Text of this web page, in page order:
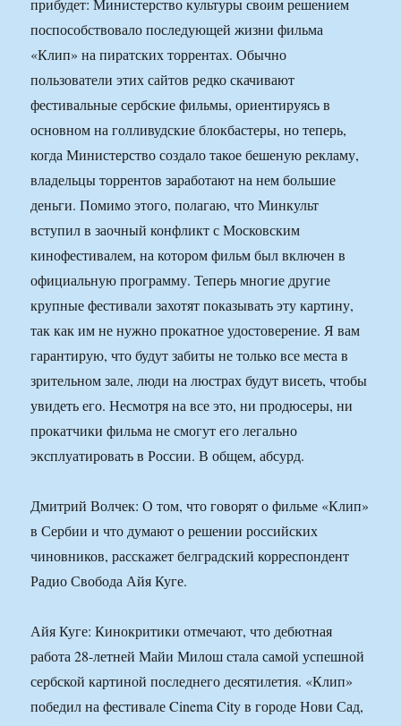
прибудет: Министерство культуры своим решением
поспособствовало последующей жизни фильма
«Клип» на пиратских торрентах. Обычно
пользователи этих сайтов редко скачивают
фестивальные сербские фильмы, ориентируясь в
основном на голливудские блокбастеры, но теперь,
когда Министерство создало такое бешеную рекламу,
владельцы торрентов заработают на нем большие
деньги. Помимо этого, полагаю, что Минкульт
вступил в заочный конфликт с Московским
кинофестивалем, на котором фильм был включен в
официальную программу. Теперь многие другие
крупные фестивали захотят показывать эту картину,
так как им не нужно прокатное удостоверение. Я вам
гарантирую, что будут забиты не только все места в
зрительном зале, люди на люстрах будут висеть, чтобы
увидеть его. Несмотря на все это, ни продюсеры, ни
прокатчики фильма не смогут его легально
эксплуатировать в России. В общем, абсурд.
Дмитрий Волчек: О том, что говорят о фильме «Клип»
в Сербии и что думают о решении российских
чиновников, расскажет белградский корреспондент
Радио Свобода Айя Куге.
Айя Куге: Кинокритики отмечают, что дебютная
работа 28-летней Майи Милош стала самой успешной
сербской картиной последнего десятилетия. «Клип»
победил на фестивале Cinema City в городе Нови Сад,